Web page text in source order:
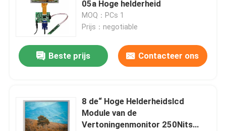
05a Hoge helderheid
MOQ：PCs 1
Prijs：negotiable
Beste prijs Contacteer ons
8 de“ Hoge Helderheidslcd
Module van de
Vertoningenmonitor 250Nits